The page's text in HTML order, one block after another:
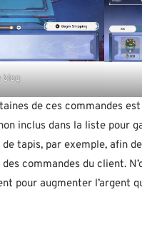
blog
de ces commandes
inclus dans la liste pour
tapis, par exemple, afin
commandes du client.
pour augmenter l’argent